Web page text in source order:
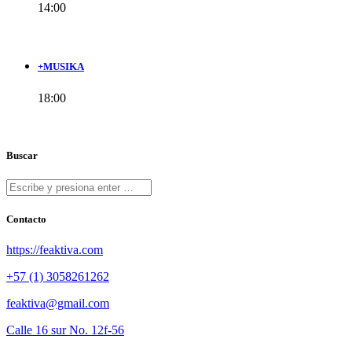
14:00
+MUSIKA
18:00
Buscar
Contacto
https://feaktiva.com
+57 (1) 3058261262
feaktiva@gmail.com
Calle 16 sur No. 12f-56